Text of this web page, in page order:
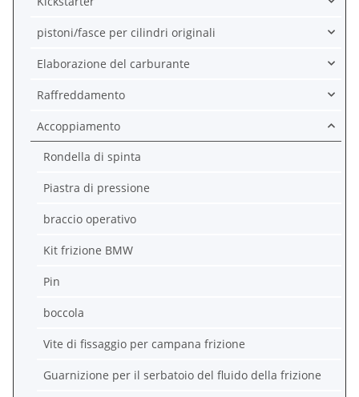
pistoni/fasce per cilindri originali
Elaborazione del carburante
Raffreddamento
Accoppiamento
Rondella di spinta
Piastra di pressione
braccio operativo
Kit frizione BMW
Pin
boccola
Vite di fissaggio per campana frizione
Guarnizione per il serbatoio del fluido della frizione